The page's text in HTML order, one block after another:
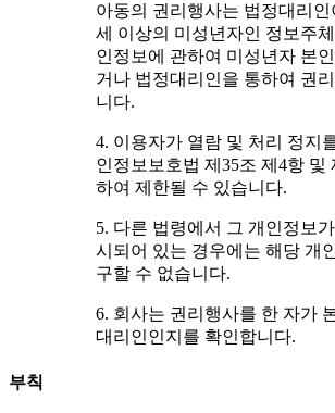
아동의 권리행사는 법정대리
세 이상의 미성년자인 정보주
인정보에 관하여 미성년자 본
거나 법정대리인을 통하여 권
니다.
4. 이용자가 열람 및 처리 정지
인정보보호법 제35조 제4항 및
하여 제한될 수 있습니다.
5. 다른 법령에서 그 개인정보
시되어 있는 경우에는 해당 개
구할 수 없습니다.
6. 회사는 권리행사를 한 자가
대리인인지를 확인합니다.
부칙